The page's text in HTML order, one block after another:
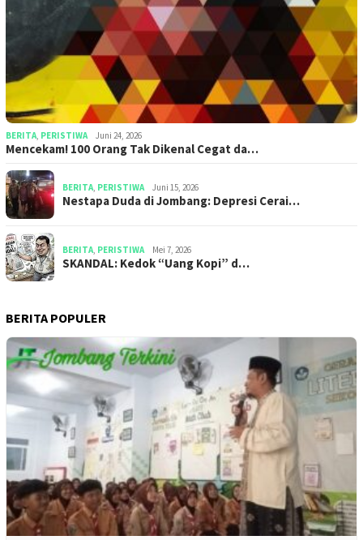
BERITA PERISTIWA Juni 24, 2026
Mencekam! 100 Orang Tak Dikenal Cegat da…
BERITA PERISTIWA Juni 15, 2026
​​Nestapa Duda di Jombang: Depresi Cerai…
BERITA PERISTIWA Mei 7, 2026
SKANDAL: Kedok “Uang Kopi” d…
BERITA POPULER